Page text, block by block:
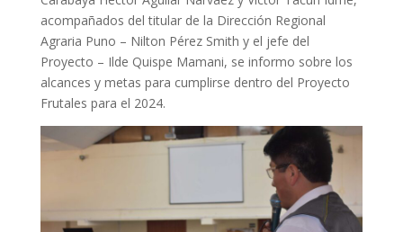
acompañados del titular de la Dirección Regional
Agraria Puno – Nilton Pérez Smith y el jefe del
Proyecto – Ilde Quispe Mamani, se informo sobre los
alcances y metas para cumplirse dentro del Proyecto
Frutales para el 2024.